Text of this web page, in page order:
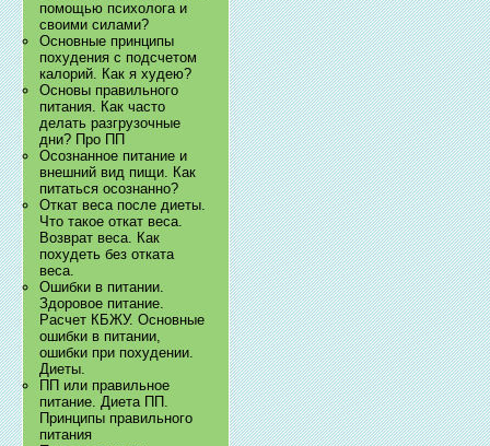
помощью психолога и
своими силами?
Основные принципы
похудения с подсчетом
калорий. Как я худею?
Основы правильного
питания. Как часто
делать разгрузочные
дни? Про ПП
Осознанное питание и
внешний вид пищи. Как
питаться осознанно?
Откат веса после диеты.
Что такое откат веса.
Возврат веса. Как
похудеть без отката
веса.
Ошибки в питании.
Здоровое питание.
Расчет КБЖУ. Основные
ошибки в питании,
ошибки при похудении.
Диеты.
ПП или правильное
питание. Диета ПП.
Принципы правильного
питания